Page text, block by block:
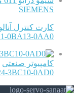
SIEMENS
کارت کنترل آنالوگ
0BA13-0AA0
کامپیوتر صنعتی
3BC10-0AD0